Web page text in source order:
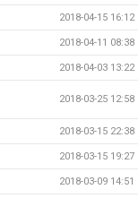
2018-04-15 16:12
2018-04-11 08:38
2018-04-03 13:22
2018-03-25 12:58
2018-03-15 22:38
2018-03-15 19:27
2018-03-09 14:51